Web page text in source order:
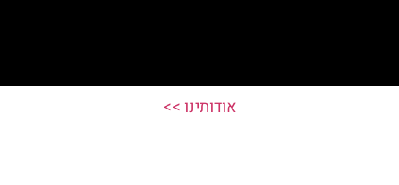
אודותינו >>